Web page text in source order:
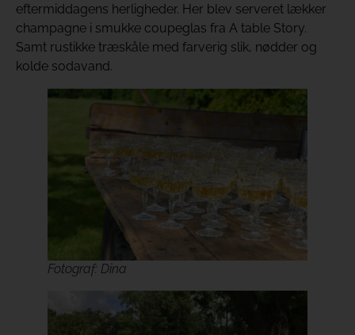
eftermiddagens herligheder. Her blev serveret lækker
champagne i smukke coupeglas fra A table Story.
Samt rustikke træskåle med farverig slik, nødder og
kolde sodavand.
Fotograf: Dina